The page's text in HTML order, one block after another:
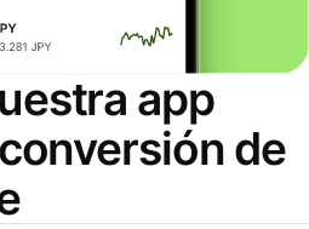
app
de